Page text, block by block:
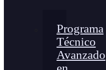
Programa
Técnico
Avanzado